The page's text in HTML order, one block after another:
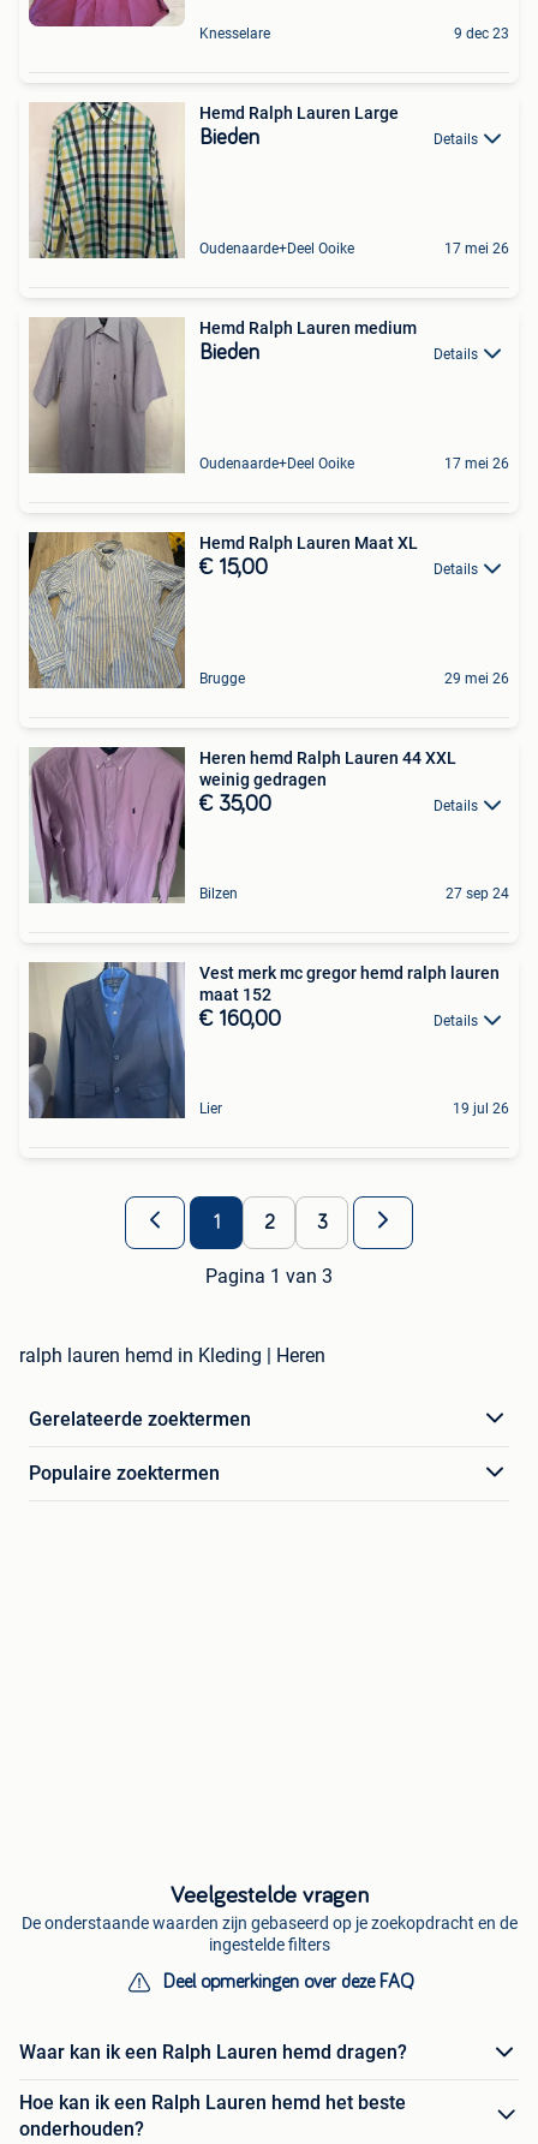
Knesselare 9 dec 23
Hemd Ralph Lauren Large
Bieden Details
Oudenaarde+Deel Ooike 17 mei 26
Hemd Ralph Lauren medium
Bieden Details
Oudenaarde+Deel Ooike 17 mei 26
Hemd Ralph Lauren Maat XL
€ 15,00 Details
Brugge 29 mei 26
Heren hemd Ralph Lauren 44 XXL
weinig gedragen
€ 35,00 Details
Bilzen 27 sep 24
Vest merk mc gregor hemd ralph lauren
maat 152
€ 160,00 Details
Lier 19 jul 26
1 2 3
Pagina 1 van 3
ralph lauren hemd in Kleding | Heren
Gerelateerde zoektermen
Populaire zoektermen
Veelgestelde vragen
De onderstaande waarden zijn gebaseerd op je zoekopdracht en de
ingestelde filters
Deel opmerkingen over deze FAQ
Waar kan ik een Ralph Lauren hemd dragen?
Hoe kan ik een Ralph Lauren hemd het beste
onderhouden?